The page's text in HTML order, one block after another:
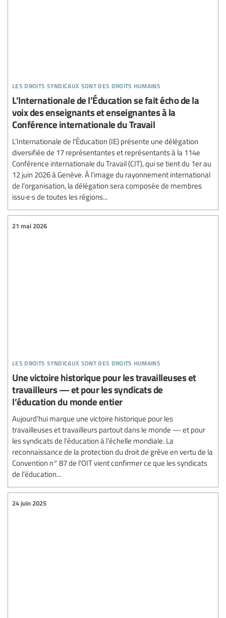
les droits syndicaux sont des droits humains
L’Internationale de l’Éducation se fait écho de la
voix des enseignants et enseignantes à la
Conférence internationale du Travail
L’Internationale de l’Éducation (IE) présente une délégation
diversifiée de 17 représentantes et représentants à la 114e
Conférence internationale du Travail (CIT), qui se tient du 1er au
12 juin 2026 à Genève. À l’image du rayonnement international
de l’organisation, la délégation sera composée de membres
issu·e·s de toutes les régions...
les droits syndicaux sont des droits humains
21 mai 2026
Une victoire historique pour les travailleuses et
travailleurs — et pour les syndicats de
l’éducation du monde entier
Aujourd’hui marque une victoire historique pour les
travailleuses et travailleurs partout dans le monde — et pour
les syndicats de l’éducation à l’échelle mondiale. La
reconnaissance de la protection du droit de grève en vertu de la
Convention n° 87 de l'OIT vient confirmer ce que les syndicats
de l’éducation...
24 juin 2025